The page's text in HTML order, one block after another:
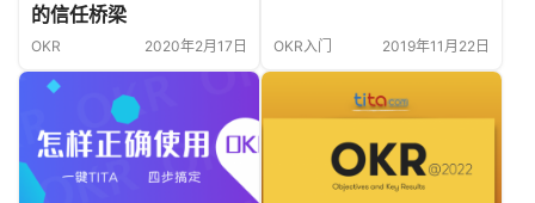
的信任桥梁
OKR 2020年2月17日 OKR入门 2019年11月22日